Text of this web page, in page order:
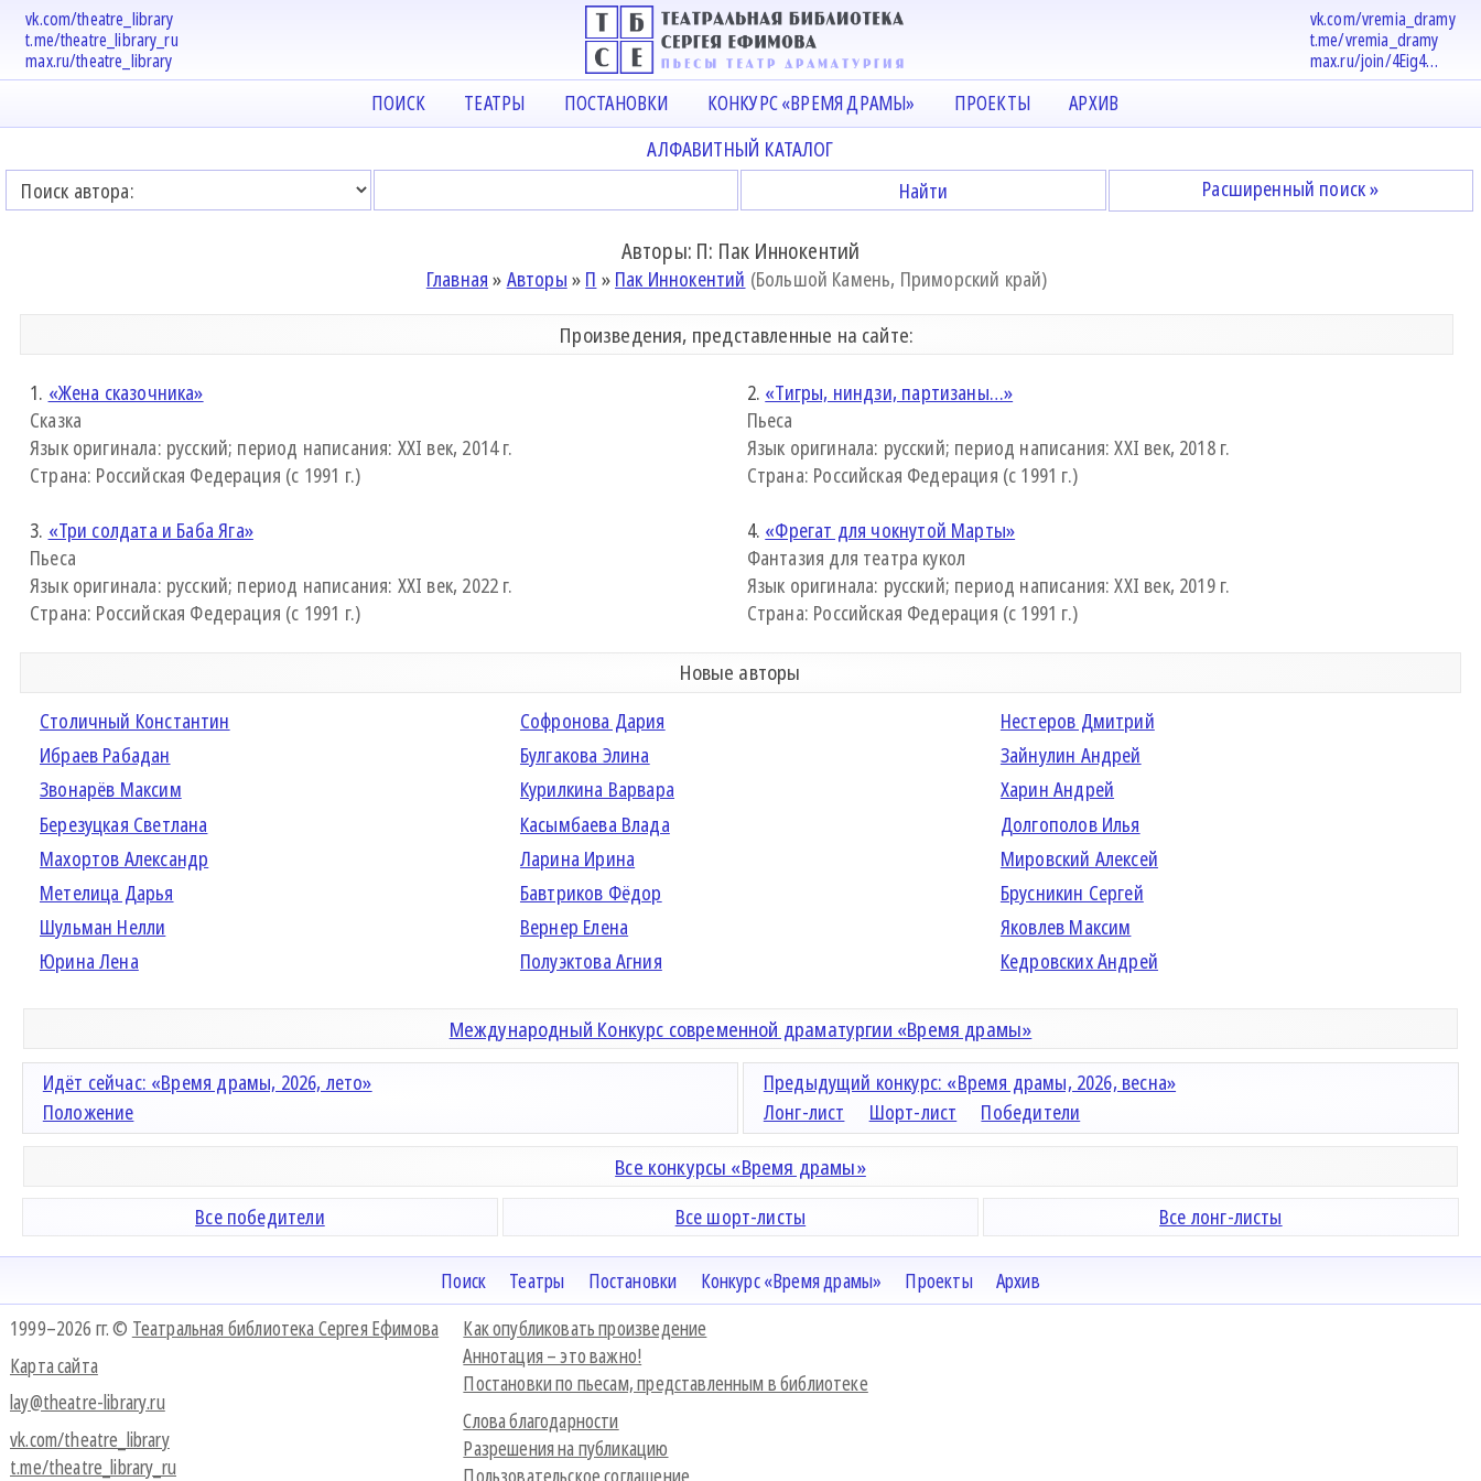
vk.com/theatre_library
t.me/theatre_library_ru
max.ru/theatre_library
vk.com/vremia_dramy
t.me/vremia_dramy
max.ru/join/4Eig4…
ПОИСК ТЕАТРЫ ПОСТАНОВКИ КОНКУРС «ВРЕМЯ ДРАМЫ» ПРОЕКТЫ АРХИВ
АЛФАВИТНЫЙ КАТАЛОГ
Расширенный поиск »
Авторы: П: Пак Иннокентий
Главная » Авторы » П » Пак Иннокентий (Большой Камень, Приморский край)
Произведения, представленные на сайте:
1. «Жена сказочника»
Сказка
Язык оригинала: русский; период написания: XXI век, 2014 г.
Страна: Российская Федерация (с 1991 г.)
2. «Тигры, ниндзи, партизаны…»
Пьеса
Язык оригинала: русский; период написания: XXI век, 2018 г.
Страна: Российская Федерация (с 1991 г.)
3. «Три солдата и Баба Яга»
Пьеса
Язык оригинала: русский; период написания: XXI век, 2022 г.
Страна: Российская Федерация (с 1991 г.)
4. «Фрегат для чокнутой Марты»
Фантазия для театра кукол
Язык оригинала: русский; период написания: XXI век, 2019 г.
Страна: Российская Федерация (с 1991 г.)
Новые авторы
Столичный Константин Софронова Дария
Нестеров Дмитрий
Ибраев Рабадан
Булгакова Элина
Зайнулин Андрей
Звонарёв Максим
Курилкина Варвара
Харин Андрей
Березуцкая Светлана
Касымбаева Влада
Долгополов Илья
Махортов Александр
Ларина Ирина
Мировский Алексей
Метелица Дарья
Бавтриков Фёдор
Брусникин Сергей
Шульман Нелли
Вернер Елена
Яковлев Максим
Юрина Лена
Полуэктова Агния Кедровских Андрей
Международный Конкурс современной драматургии «Время драмы»
Идёт сейчас: «Время драмы, 2026, лето»
Положение
Предыдущий конкурс: «Время драмы, 2026, весна»
Лонг-лист
Шорт-лист Победители
Все конкурсы «Время драмы»
Все победители Все шорт-листы Все лонг-листы
Поиск Театры Постановки Конкурс «Время драмы» Проекты
Архив
1999–2026 гг. © Театральная библиотека Сергея Ефимова
Карта сайта
lay@theatre-library.ru
vk.com/theatre_library
t.me/theatre_library_ru
Как опубликовать произведение
Аннотация – это важно!
Постановки по пьесам, представленным в библиотеке
Слова благодарности
Разрешения на публикацию
Пользовательское соглашение